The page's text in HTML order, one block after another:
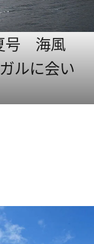
号 海風
ルに会い